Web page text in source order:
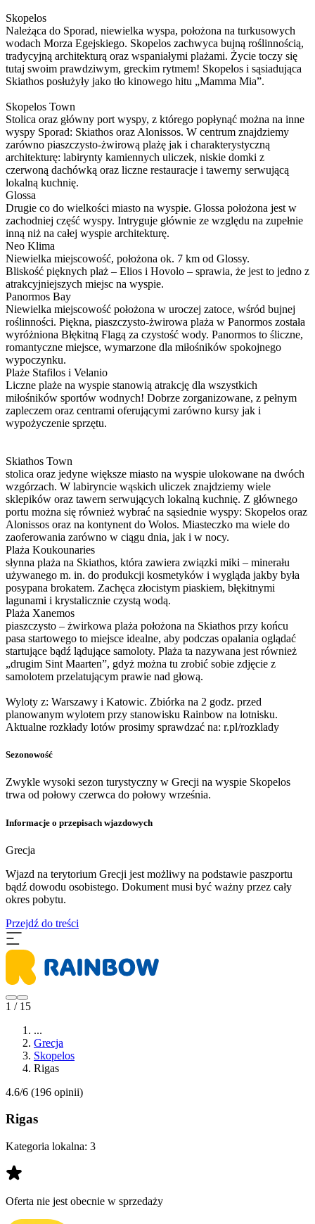
Skopelos
Należąca do Sporad, niewielka wyspa, położona na turkusowych
wodach Morza Egejskiego. Skopelos zachwyca bujną roślinnością,
tradycyjną architekturą oraz wspaniałymi plażami. Życie toczy się
tutaj swoim prawdziwym, greckim rytmem! Skopelos i sąsiadująca
Skiathos posłużyły jako tło kinowego hitu „Mamma Mia”.
Skopelos Town
Stolica oraz główny port wyspy, z którego popłynąć można na inne
wyspy Sporad: Skiathos oraz Alonissos. W centrum znajdziemy
zarówno piaszczysto-żwirową plażę jak i charakterystyczną
architekturę: labirynty kamiennych uliczek, niskie domki z
czerwoną dachówką oraz liczne restauracje i tawerny serwującą
lokalną kuchnię.
Glossa
Drugie co do wielkości miasto na wyspie. Glossa położona jest w
zachodniej część wyspy. Intryguje głównie ze względu na zupełnie
inną niż na całej wyspie architekturę.
Neo Klima
Niewielka miejscowość, położona ok. 7 km od Glossy.
Bliskość pięknych plaż – Elios i Hovolo – sprawia, że jest to jedno z
atrakcyjniejszych miejsc na wyspie.
Panormos Bay
Niewielka miejscowość położona w uroczej zatoce, wśród bujnej
roślinności. Piękna, piaszczysto-żwirowa plaża w Panormos została
wyróżniona Błękitną Flagą za czystość wody. Panormos to śliczne,
romantyczne miejsce, wymarzone dla miłośników spokojnego
wypoczynku.
Plaże Stafilos i Velanio
Liczne plaże na wyspie stanowią atrakcję dla wszystkich
miłośników sportów wodnych! Dobrze zorganizowane, z pełnym
zapleczem oraz centrami oferującymi zarówno kursy jak i
wypożyczenie sprzętu.
Skiathos Town
stolica oraz jedyne większe miasto na wyspie ulokowane na dwóch
wzgórzach. W labiryncie wąskich uliczek znajdziemy wiele
sklepików oraz tawern serwujących lokalną kuchnię. Z głównego
portu można się również wybrać na sąsiednie wyspy: Skopelos oraz
Alonissos oraz na kontynent do Wolos. Miasteczko ma wiele do
zaoferowania zarówno w ciągu dnia, jak i w nocy.
Plaża Koukounaries
słynna plaża na Skiathos, która zawiera związki miki – minerału
używanego m. in. do produkcji kosmetyków i wygląda jakby była
posypana brokatem. Zachęca złocistym piaskiem, błękitnymi
lagunami i krystalicznie czystą wodą.
Plaża Xanemos
piaszczysto – żwirkowa plaża położona na Skiathos przy końcu
pasa startowego to miejsce idealne, aby podczas opalania oglądać
startujące bądź lądujące samoloty. Plaża ta nazywana jest również
„drugim Sint Maarten”, gdyż można tu zrobić sobie zdjęcie z
samolotem przelatującym prawie nad głową.
Wyloty z: Warszawy i Katowic. Zbiórka na 2 godz. przed
planowanym wylotem przy stanowisku Rainbow na lotnisku.
Aktualne rozkłady lotów prosimy sprawdzać na: r.pl/rozklady
Sezonowość
Zwykle wysoki sezon turystyczny w Grecji na wyspie Skopelos
trwa od połowy czerwca do połowy września.
Informacje o przepisach wjazdowych
Grecja
Wjazd na terytorium Grecji jest możliwy na podstawie paszportu
bądź dowodu osobistego. Dokument musi być ważny przez cały
okres pobytu.
Przejdź do treści
1 / 15
...
Grecja
Skopelos
Rigas
4.6/6 (196 opinii)
Rigas
Kategoria lokalna: 3
Oferta nie jest obecnie w sprzedaży